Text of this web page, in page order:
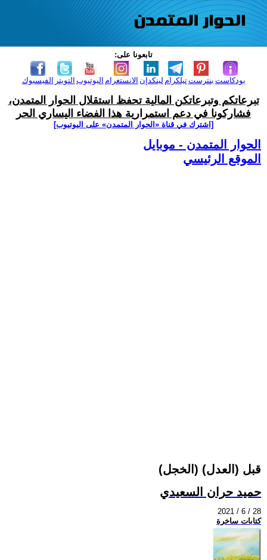
تابعونا على:
الفيسبوك التويتر اليوتيوب الانستغرام لينكدإن تيلكرامبنترست بودكاست
تبرعاتكم وتبرعاتكن المالية تحفظ استقلال الحوار المتمدن،
فشاركونا في دعم استمرارية هذا الفضاء اليساري الحر
[اشترك في قناة ‫«الحوار المتمدن» على اليوتيوب]
الحوار المتمدن - موبايل
الموقع الرئيسي
(الخجل) قبل (العدل)
حميد حران السعيدي
2021 / 6 / 28
كتابات ساخرة